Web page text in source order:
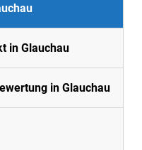
in Glauchau
in Glauchau